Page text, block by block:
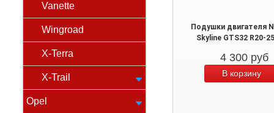
Vanette
Wingroad
X-Terra
X-Trail
Opel
Подушки двигателя
Skyline GTS32 R20-
4 300 руб